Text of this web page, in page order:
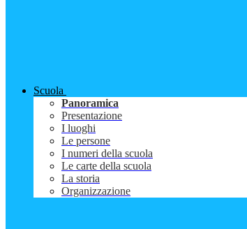
Scuola
Panoramica
Presentazione
I luoghi
Le persone
I numeri della scuola
Le carte della scuola
La storia
Organizzazione